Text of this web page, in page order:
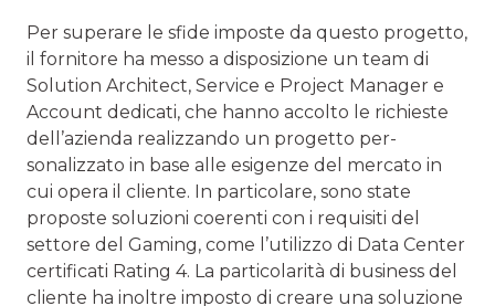
Per superare le sfide imposte da questo progetto,
il fornito­re ha messo a disposizione un team di
Solution Architect, Service e Project Manager e
Account dedicati, che hanno accolto le richieste
dell’azienda realizzando un progetto per­
sonalizzato in base alle esigenze del mercato in
cui opera il cliente. In particolare, sono state
proposte soluzioni coerenti con i requisiti del
settore del Gaming, come l’utilizzo di Data Center
certificati Rating 4. La particolarità di business del
cliente ha inoltre imposto di creare una soluzione